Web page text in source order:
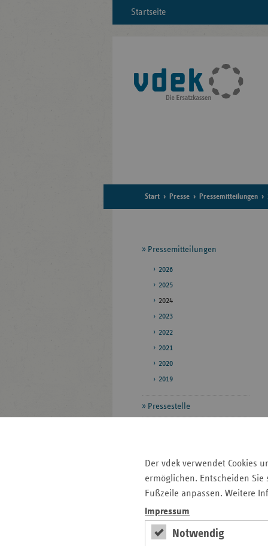
Der vdek verwendet Cookies
ermöglichen. Entscheiden
Fußzeile anpassen. Weitere
Impressum
Notwendig
Startseite
Start Presse Pressemitteilungen
Seitennavigation
Pressemitteilungen
2026
2025
2024
2023
2022
2021
2020
2019
Pressestelle
Seitenleiste
mit
weiteren
Informationen
Auf einen Blick
Veranstaltungen
Pressemitteilungen